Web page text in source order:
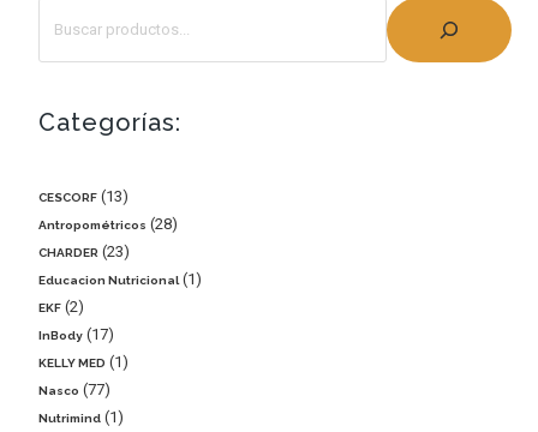
Categorías:
CESCORF 13
Antropométricos 28
CHARDER 23
Educacion Nutricional 1
EKF 2
InBody 17
KELLY MED 1
Nasco 77
Nutrimind 1